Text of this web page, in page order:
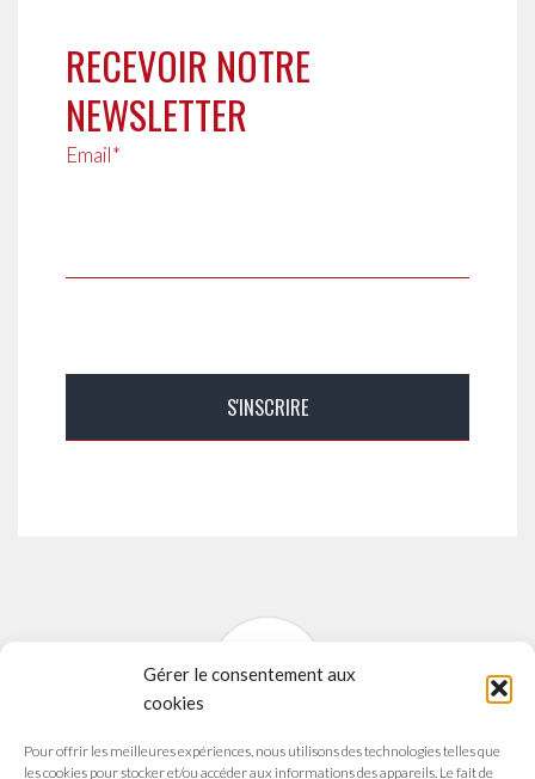
Gérer le consentement aux
cookies
Pour offrir les meilleures expériences, nous utilisons des technologies telles que
les cookies pour stocker et/ou accéder aux informations des appareils. Le fait de
RECEVOIR NOTRE
NEWSLETTER
Email*
SYNAVI